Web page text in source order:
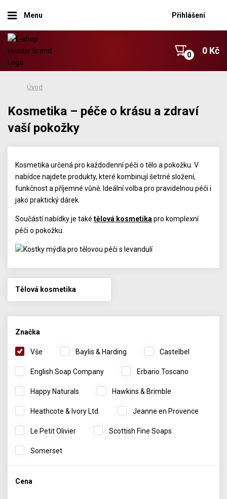
Menu Přihlášení
0 Kč
Úvod
Kosmetika – péče o krásu a zdraví
vaší pokožky
Kosmetika určená pro každodenní péči o tělo a pokožku. V
nabídce najdete produkty, které kombinují šetrné složení,
funkčnost a příjemné vůně. Ideální volba pro pravidelnou péči i
jako praktický dárek.
Součástí nabídky je takétělová kosmetika pro komplexní
péči o pokožku.
Tělová kosmetika
Značka
Vše Baylis & Harding Castelbel
English Soap Company Erbario Toscano
Happy Naturals Hawkins & Brimble
Heathcote & Ivory Ltd. Jeanne en Provence
Le Petit Olivier Scottish Fine Soaps
Somerset
Cena